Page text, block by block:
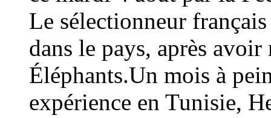
Le sélectionneur
dans le pays, après
Éléphants.Un mois à
expérience en Tunisie,